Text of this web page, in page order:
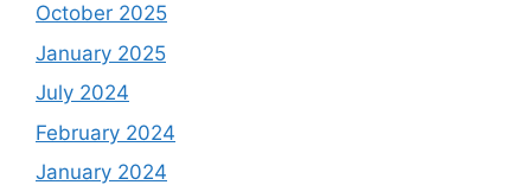
October 2025
January 2025
July 2024
February 2024
January 2024